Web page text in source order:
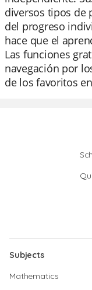
diversos tipos de
del progreso
hace que el
Las funciones
navegación por
de los favoritos
Subjects
Mathematics